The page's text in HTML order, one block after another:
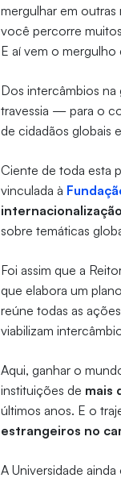
mergulhar em
você percorre
E aí vem o
Dos intercâmbios na
travessia — para o
de cidadãos globais
Ciente de toda esta
vinculada à
internacionalização
sobre temáticas
Foi assim que a
que elabora um
reúne todas as
viabilizam
Aqui, ganhar o
instituições de mais
últimos anos. E o
estrangeiros no
A Universidade